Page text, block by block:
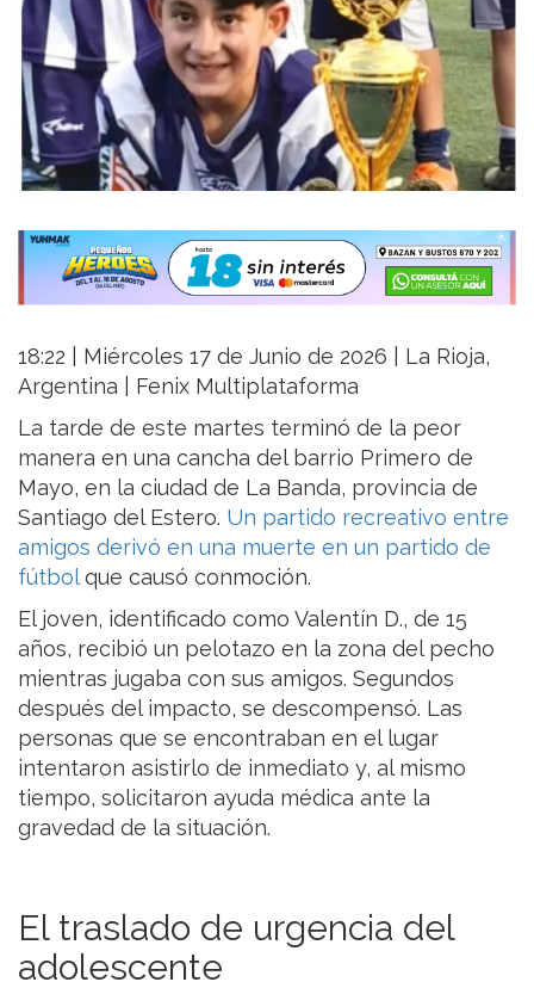
18:22 | Miércoles 17 de Junio de 2026 | La Rioja,
Argentina | Fenix Multiplataforma
La tarde de este martes terminó de la peor
manera en una cancha del barrio Primero de
Mayo, en la ciudad de La Banda, provincia de
Santiago del Estero. Un partido recreativo entre
amigos derivó en una muerte en un partido de
fútbolque causó conmoción.
El joven, identificado como Valentín D., de 15
años, recibió un pelotazo en la zona del pecho
mientras jugaba con sus amigos. Segundos
después del impacto, se descompensó. Las
personas que se encontraban en el lugar
intentaron asistirlo de inmediato y, al mismo
tiempo, solicitaron ayuda médica ante la
gravedad de la situación.
El traslado de urgencia del
adolescente